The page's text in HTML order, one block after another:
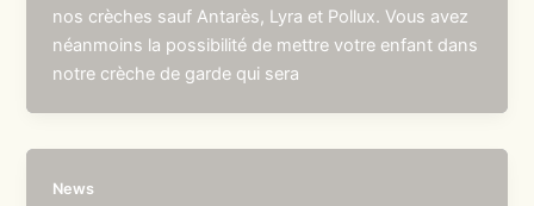
nos crèches sauf Antarès, Lyra et Pollux. Vous avez
néanmoins la possibilité de mettre votre enfant dans
notre crèche de garde qui sera
News